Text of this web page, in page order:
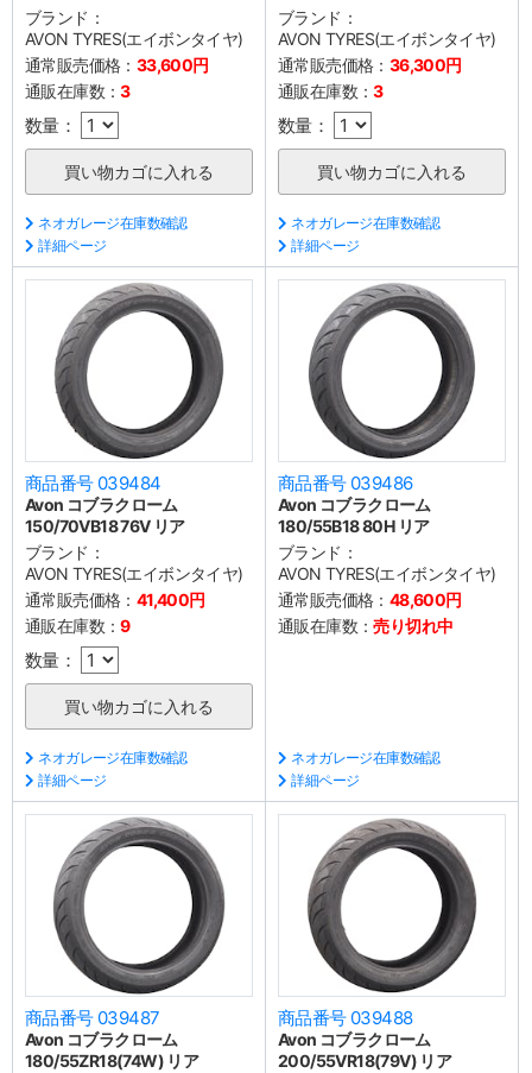
ブランド：
AVON TYRES(エイボンタイヤ)
通常販売価格： 33,600円
通販在庫数：3
数量：
ネオガレージ在庫数確認
詳細ページ
ブランド：
AVON TYRES(エイボンタイヤ)
通常販売価格： 36,300円
通販在庫数：3
数量：
ネオガレージ在庫数確認
詳細ページ
商品番号 039484
Avon コブラクローム
150/70VB18 76V リア
ブランド：
AVON TYRES(エイボンタイヤ)
通常販売価格： 41,400円
通販在庫数：9
数量：
ネオガレージ在庫数確認
詳細ページ
商品番号 039486
Avon コブラクローム
180/55B18 80H リア
ブランド：
AVON TYRES(エイボンタイヤ)
通常販売価格： 48,600円
通販在庫数：売り切れ中
ネオガレージ在庫数確認
詳細ページ
商品番号 039487
Avon コブラクローム
180/55ZR18(74W) リア
商品番号 039488
Avon コブラクローム
200/55VR18(79V) リア